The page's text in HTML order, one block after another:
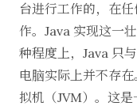
台进行工作的，在
作。Java 实现这一
种程度上，Java 只
电脑实际上并不存
拟机（JVM）。这是